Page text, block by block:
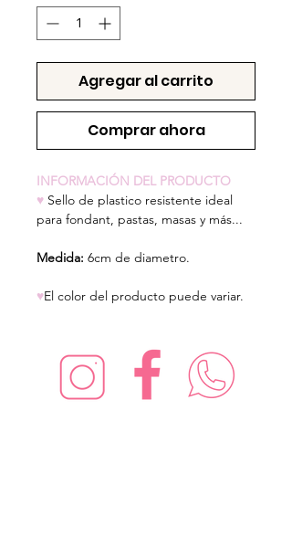
Agregar al carrito
Comprar ahora
INFORMACIÓN DEL PRODUCTO
♥ Sello de plastico resistente ideal
para fondant, pastas, masas y más...
Medida: 6cm de diametro.
♥El color del producto puede variar.